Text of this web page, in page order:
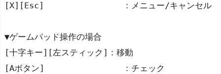
[X][Esc]		：メニュー/キャンセル
▼ゲームパッド操作の場合
[十字キー][左スティック]：移動
[Aボタン]		：チェック